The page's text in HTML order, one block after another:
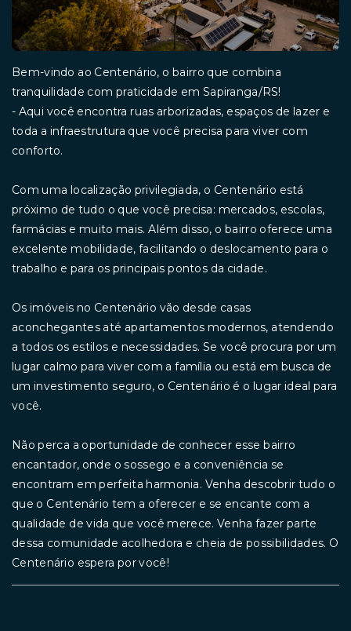
Bem-vindo ao Centenário, o bairro que combina
tranquilidade com praticidade em Sapiranga/RS!
- Aqui você encontra ruas arborizadas, espaços de lazer e
toda a infraestrutura que você precisa para viver com
conforto.
Com uma localização privilegiada, o Centenário está
próximo de tudo o que você precisa: mercados, escolas,
farmácias e muito mais. Além disso, o bairro oferece uma
excelente mobilidade, facilitando o deslocamento para o
trabalho e para os principais pontos da cidade.
Os imóveis no Centenário vão desde casas
aconchegantes até apartamentos modernos, atendendo
a todos os estilos e necessidades. Se você procura por um
lugar calmo para viver com a família ou está em busca de
um investimento seguro, o Centenário é o lugar ideal para
você.
Não perca a oportunidade de conhecer esse bairro
encantador, onde o sossego e a conveniência se
encontram em perfeita harmonia. Venha descobrir tudo o
que o Centenário tem a oferecer e se encante com a
qualidade de vida que você merece. Venha fazer parte
dessa comunidade acolhedora e cheia de possibilidades. O
Centenário espera por você!